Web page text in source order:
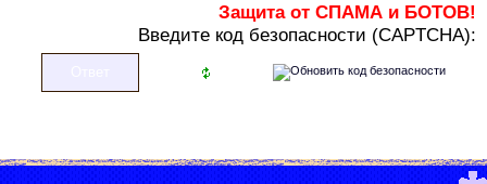
Защита от СПАМА и БОТОВ!
Введите код безопасности (CAPTCHA):